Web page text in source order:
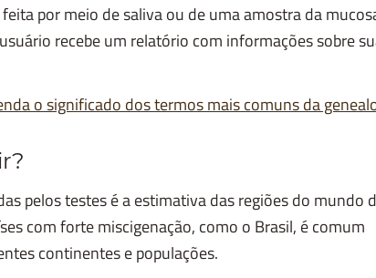
por meio de saliva ou de uma amostra da
recebe um relatório com informações sobre
o significado dos termos mais comuns da
pelos testes é a estimativa das regiões do mundo
com forte miscigenação, como o Brasil, é comum
continentes e populações.